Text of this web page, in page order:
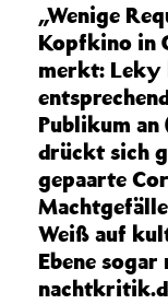
„Wenige
Kopfkino in
merkt: Leky
Publikum
drückt sich
gepaarte
Weiß auf
Ebene